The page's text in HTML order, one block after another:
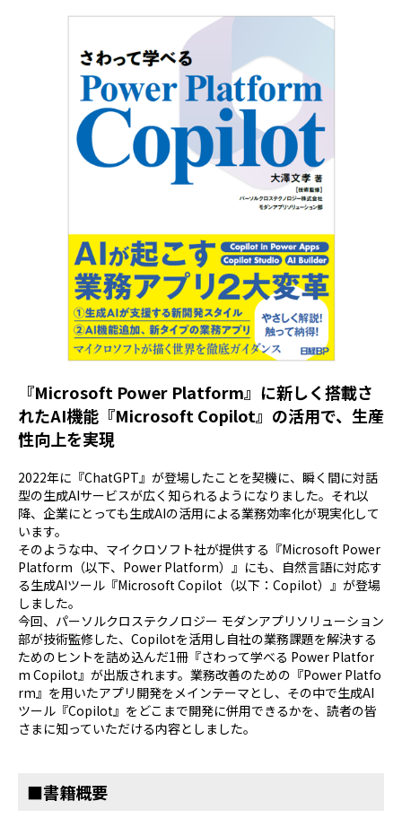
『Microsoft Power Platform』に新しく搭載さ
れたAI機能『Microsoft Copilot』の活用で、生産
性向上を実現
2022年に『ChatGPT』が登場したことを契機に、瞬く間に対話
型の生成AIサービスが広く知られるようになりました。それ以
降、企業にとっても生成AIの活用による業務効率化が現実化して
います。
そのような中、マイクロソフト社が提供する『Microsoft Power
Platform（以下、Power Platform）』にも、自然言語に対応す
る生成AIツール『Microsoft Copilot（以下：Copilot）』が登場
しました。
今回、パーソルクロステクノロジー モダンアプリソリューション
部が技術監修した、Copilotを活用し自社の業務課題を解決する
ためのヒントを詰め込んだ1冊『さわって学べる Power Platfor
m Copilot』が出版されます。業務改善のための『Power Platfo
rm』を用いたアプリ開発をメインテーマとし、その中で生成AI
ツール『Copilot』をどこまで開発に併用できるかを、読者の皆
さまに知っていただける内容としました。
■書籍概要